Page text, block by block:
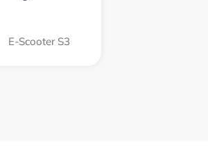
E-Scooter S3